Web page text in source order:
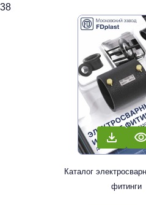
38
Каталог
фитинги